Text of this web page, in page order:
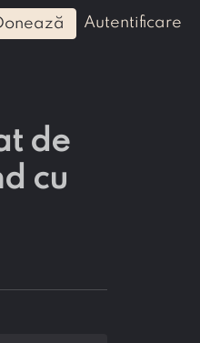
donează autentificare
de
cu